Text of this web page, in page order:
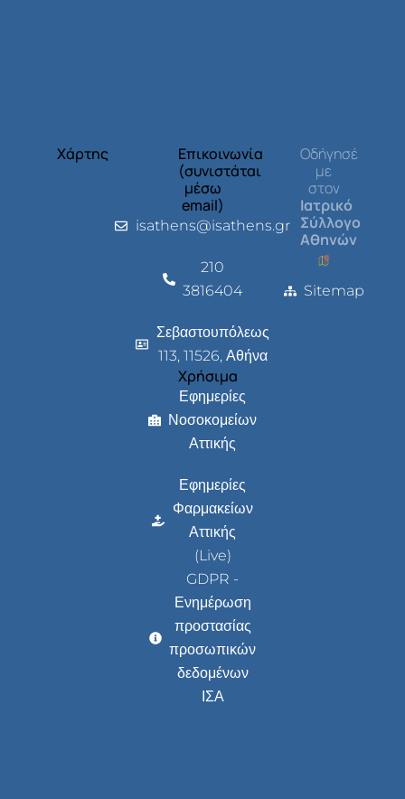
Χάρτης
Επικοινωνία
(συνιστάται
μέσω
email)
isathens@isathens.gr
210
3816404
Σεβαστουπόλεως
113, 11526, Αθήνα
Χρήσιμα
Εφημερίες
Νοσοκομείων
Αττικής
Εφημερίες
Φαρμακείων
Αττικής
(Live)
GDPR -
Ενημέρωση
προστασίας
προσωπικών
δεδομένων
ΙΣΑ
Οδήγησέ
με
στον
Ιατρικό
Σύλλογο
Αθηνών
Sitemap